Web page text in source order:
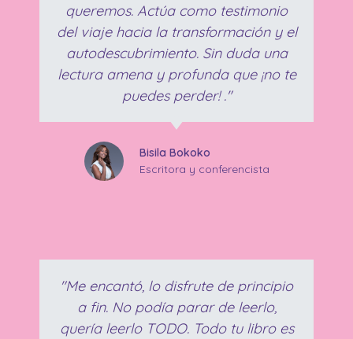
queremos. Actúa como testimonio
del viaje hacia la transformación y el
autodescubrimiento. Sin duda una
lectura amena y profunda que ¡no te
puedes perder! ."
Bisila Bokoko
Escritora y conferencista
"Me encantó, lo disfrute de principio
a fin. No podía parar de leerlo,
quería leerlo TODO. Todo tu libro es